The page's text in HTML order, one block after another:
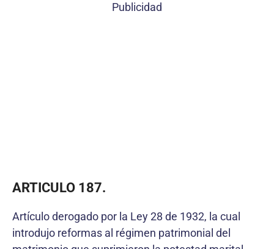
Publicidad
ARTICULO 187.
Artículo derogado por la Ley 28 de 1932, la cual
introdujo reformas al régimen patrimonial del